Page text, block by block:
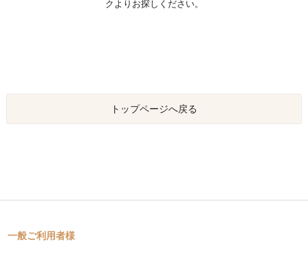
クよりお探しください。
トップページへ戻る
一般ご利用者様